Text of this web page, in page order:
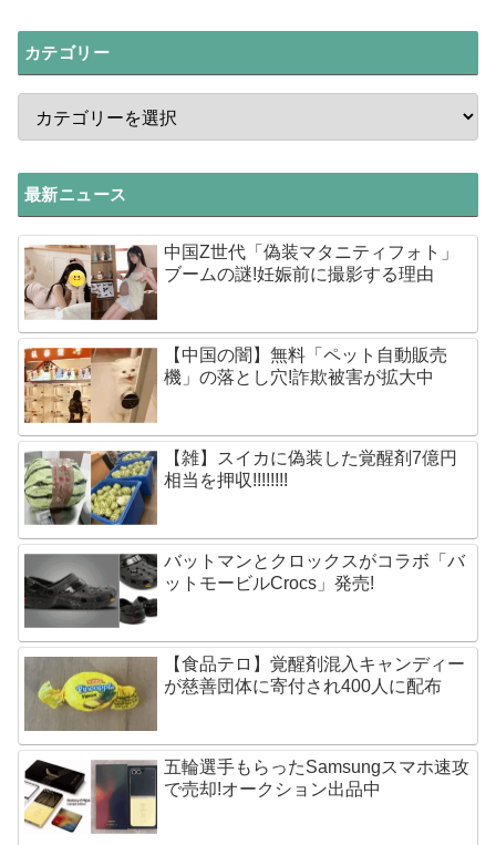
カテゴリー
最新ニュース
中国Z世代「偽装マタニティフォト」
ブームの謎!妊娠前に撮影する理由
【中国の闇】無料「ペット自動販売
機」の落とし穴!詐欺被害が拡大中
【雑】スイカに偽装した覚醒剤7億円
相当を押収!!!!!!!!
バットマンとクロックスがコラボ「バ
ットモービルCrocs」発売!
【食品テロ】覚醒剤混入キャンディー
が慈善団体に寄付され400人に配布
五輪選手もらったSamsungスマホ速攻
で売却!オークション出品中